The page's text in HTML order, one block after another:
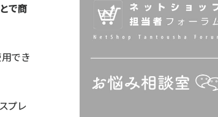
で商
でき
プレ